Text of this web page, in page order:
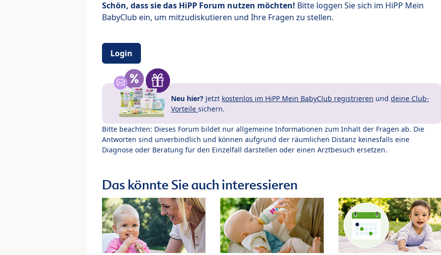
Schön, dass sie das HiPP Forum nutzen möchten! Bitte loggen Sie sich im HiPP Mein
BabyClub ein, um mitzudiskutieren und Ihre Fragen zu stellen.
Login
Neu hier? Jetzt kostenlos im HiPP Mein BabyClub registrieren und deine Club-
Vorteile sichern.
Bitte beachten: Dieses Forum bildet nur allgemeine Informationen zum Inhalt der Fragen ab. Die
Antworten sind unverbindlich und können aufgrund der räumlichen Distanz keinesfalls eine
Diagnose oder Beratung für den Einzelfall darstellen oder einen Arztbesuch ersetzen.
Das könnte Sie auch interessieren